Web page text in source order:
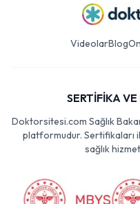
VideolarBlog
SERTİFİKA
Doktorsitesi.com Sağlık
platformudur. Sertifikaları
sağlık